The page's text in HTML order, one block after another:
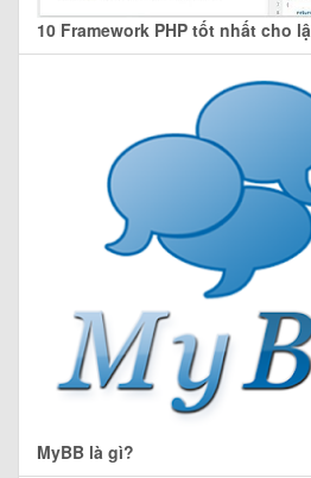
10 Framework PHP tốt nhất cho
MyBB là gì?